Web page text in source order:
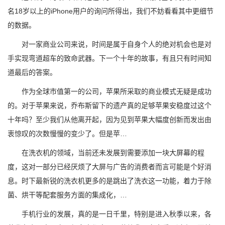
名18岁以上的iPhone用户的询问所得出，我们不妨看看其中更细节
的数据。
对一家商业公司来说，时间是属于自身个人的绝对机会也是对
手实现弯道超车的致命武器。下一个十年的故事，有且只有时间知
道最后的答案。
作为全球市值第一的公司，苹果所采取的商业模式无疑是成功
的。对于苹果来说，乔布斯留下的遗产真的足够苹果安稳度过这个
十年吗？至少我们从他离开起，因为见到苹果大幅度创新而发出由
衷惊叹的次数慢慢的变少了。但是苹…
在洗衣机的领域，当前还未发展到需要添加一块大屏幕的程
度，这对一部分已经厌烦了大屏与广告的消费者而言可能是个好消
息。时下最新锐的洗衣机更多的是跳出了洗衣这一功能，着力于除
菌、烘干等配套服务方面的集成化，…
手机行业的发展，真的是一日千里，特别是进入秋季以来，各